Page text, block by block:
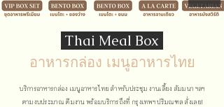
Thai Meal Box
อาหารกล่อง เมนูอาหารไทย
บริการอาหารกล่อง เมนูอาหารไทย สำหรับประชุม งานเลี้ยง สัมมนา ฯลฯ
ตามงบประมาณ ตีมงาน พร้อมบริการถึงที่ กรุงเทพฯ ปริมณฑล สั่งเลย!